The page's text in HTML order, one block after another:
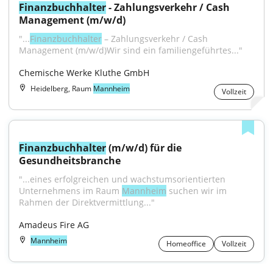
Finanzbuchhalter - Zahlungsverkehr / Cash
Management (m/w/d)
"...Finanzbuchhalter – Zahlungsverkehr / Cash
Management (m/w/d)Wir sind ein familiengeführtes..."
Chemische Werke Kluthe GmbH
Heidelberg, Raum Mannheim Vollzeit
Finanzbuchhalter (m/w/d) für die
Gesundheitsbranche
"...eines erfolgreichen und wachstumsorientierten
Unternehmens im Raum Mannheim suchen wir im
Rahmen der Direktvermittlung..."
Amadeus Fire AG
Mannheim Homeoffice Vollzeit